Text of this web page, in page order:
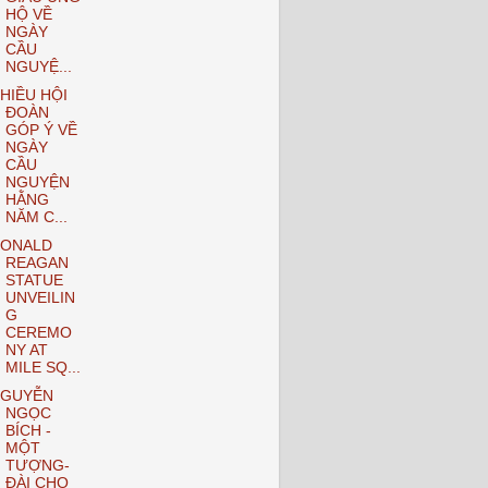
HỘ VỀ
NGÀY
CẦU
NGUYỆ...
HỘI
ĐOÀN
GÓP Ý VỀ
NGÀY
CẦU
NGUYỆN
HẰNG
NĂM C...
REAGAN
STATUE
UNVEILIN
G
CEREMO
NY AT
MILE SQ...
NGỌC
BÍCH -
MỘT
TƯỢNG-
ĐÀI CHO